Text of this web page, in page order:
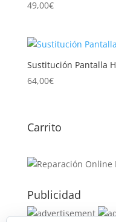
49,00€
Sustitución Pantalla
64,00€
Carrito
Publicidad